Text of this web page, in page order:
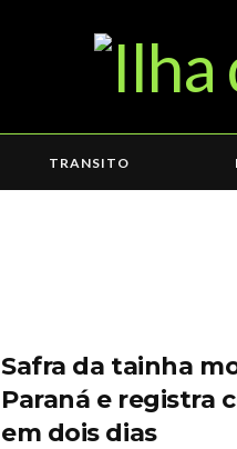
TRANSITO
Safra da tainha
Paraná e registra
em dois dias